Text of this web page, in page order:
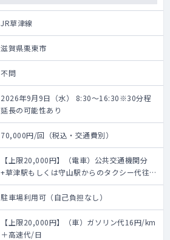
JR草津線
滋賀県栗東市
不問
2026年9月9日（水） 8:30～16:30※30分程
延長の可能性あり
70,000円/回（税込・交通費別）
【上限20,000円】（電車）公共交通機関分
+草津駅もしくは守山駅からのタクシー代往復
分（要領収書）/日
駐車場利用可（自己負担なし）
【上限20,000円】（車）ガソリン代16円/km
＋高速代/日